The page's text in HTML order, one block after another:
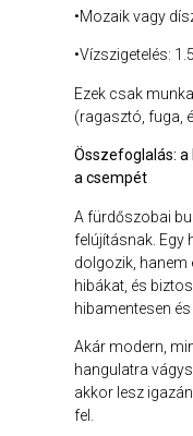
•Mozaik vagy
•Vízszigetelés:
Ezek csak
(ragasztó, fuga,
Összefoglalás: a
a csempét
A fürdőszobai
felújításnak. Egy
dolgozik, hanem
hibákat, és
hibamentesen
Akár modern,
hangulatra
akkor lesz
fel.